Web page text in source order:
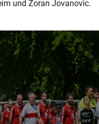
und Zoran Jovanovic.